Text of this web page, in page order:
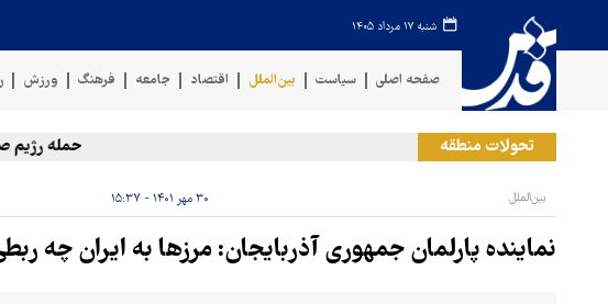
شنبه ۱۷ مرداد ۱۴۰۵
صفحه اصلی سیاست بین‌الملل اقتصاد جامعه فرهنگ ورزش
تحولات منطقه حمله رژیم
بین‌الملل ۳۰ مهر ۱۴۰۱ - ۱۵:۳۷
نماینده پارلمان جمهوری آذربایجان: مرزها به ایران چه